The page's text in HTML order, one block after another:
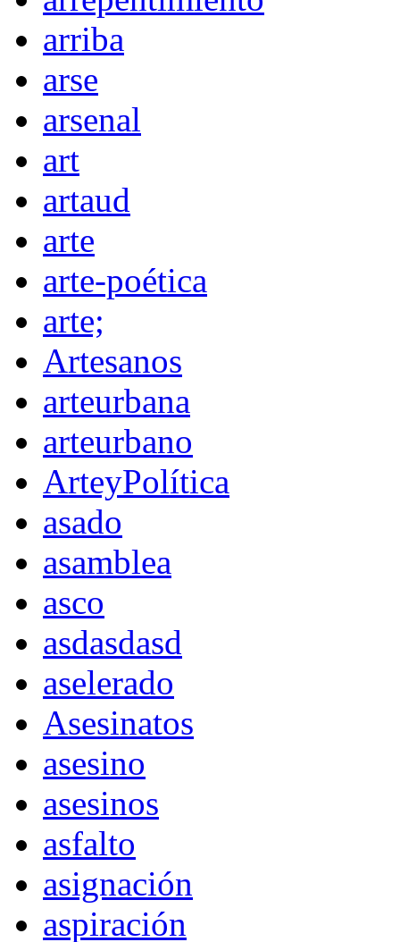
arriba
arse
arsenal
art
artaud
arte
arte-poética
arte;
Artesanos
arteurbana
arteurbano
ArteyPolítica
asado
asamblea
asco
asdasdasd
aselerado
Asesinatos
asesino
asesinos
asfalto
asignación
aspiración